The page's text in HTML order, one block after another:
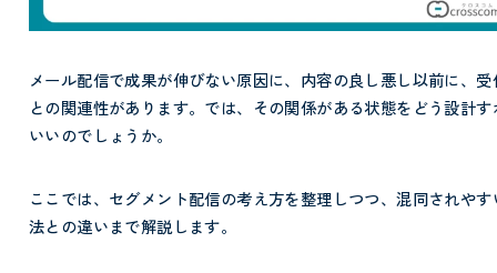
メール配信で成果が伸びない原因に、内容の良し悪し以前に、受
との関連性があります。では、その関係がある状態をどう設計す
いいのでしょうか。
ここでは、セグメント配信の考え方を整理しつつ、混同されやす
法との違いまで解説します。